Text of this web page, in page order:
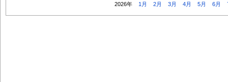
2026年
1月 2月 3月 4月 5月 6月